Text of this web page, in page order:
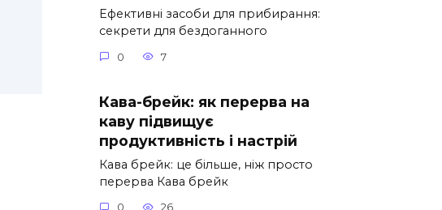
Ефективні засоби для прибирання:
секрети для бездоганного
0 7
Кава-брейк: як перерва на
каву підвищує
продуктивність і настрій
Кава брейк: це більше, ніж просто
перерва Кава брейк
0 26